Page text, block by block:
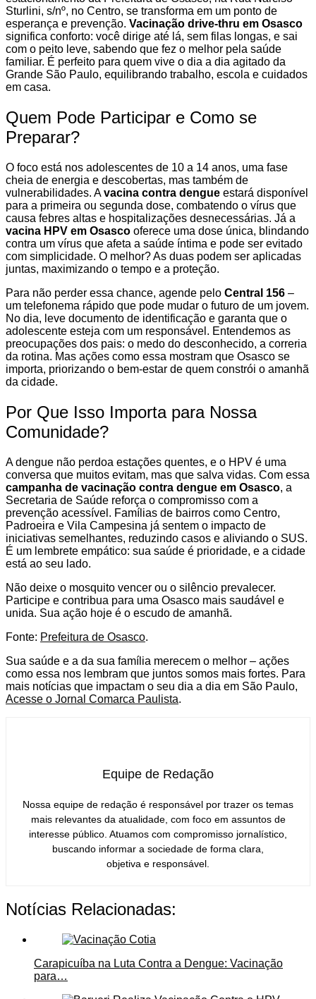
Sturlini, s/nº, no Centro, se transforma em um ponto de
esperança e prevenção. Vacinação drive-thru em Osasco
significa conforto: você dirige até lá, sem filas longas, e sai
com o peito leve, sabendo que fez o melhor pela saúde
familiar. É perfeito para quem vive o dia a dia agitado da
Grande São Paulo, equilibrando trabalho, escola e cuidados
em casa.
Quem Pode Participar e Como se
Preparar?
O foco está nos adolescentes de 10 a 14 anos, uma fase
cheia de energia e descobertas, mas também de
vulnerabilidades. Avacina contra dengue estará disponível
para a primeira ou segunda dose, combatendo o vírus que
causa febres altas e hospitalizações desnecessárias. Já a
vacina HPV em Osasco oferece uma dose única, blindando
contra um vírus que afeta a saúde íntima e pode ser evitado
com simplicidade. O melhor? As duas podem ser aplicadas
juntas, maximizando o tempo e a proteção.
Para não perder essa chance, agende pelo Central 156 –
um telefonema rápido que pode mudar o futuro de um jovem.
No dia, leve documento de identificação e garanta que o
adolescente esteja com um responsável. Entendemos as
preocupações dos pais: o medo do desconhecido, a correria
da rotina. Mas ações como essa mostram que Osasco se
importa, priorizando o bem-estar de quem constrói o amanhã
da cidade.
Por Que Isso Importa para Nossa
Comunidade?
A dengue não perdoa estações quentes, e o HPV é uma
conversa que muitos evitam, mas que salva vidas. Com essa
campanha de vacinação contra dengue em Osasco, a
Secretaria de Saúde reforça o compromisso com a
prevenção acessível. Famílias de bairros como Centro,
Padroeira e Vila Campesina já sentem o impacto de
iniciativas semelhantes, reduzindo casos e aliviando o SUS.
É um lembrete empático: sua saúde é prioridade, e a cidade
está ao seu lado.
Não deixe o mosquito vencer ou o silêncio prevalecer.
Participe e contribua para uma Osasco mais saudável e
unida. Sua ação hoje é o escudo de amanhã.
Fonte: Prefeitura de Osasco.
Sua saúde e a da sua família merecem o melhor – ações
como essa nos lembram que juntos somos mais fortes. Para
mais notícias que impactam o seu dia a dia em São Paulo,
Acesse o Jornal Comarca Paulista.
Equipe de Redação
Nossa equipe de redação é responsável por trazer os temas
mais relevantes da atualidade, com foco em assuntos de
interesse público. Atuamos com compromisso jornalístico,
buscando informar a sociedade de forma clara,
objetiva e responsável.
Notícias Relacionadas:
Carapicuíba na Luta Contra a Dengue: Vacinação
para…